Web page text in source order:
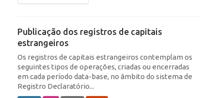
Publicação dos registros de capitais
estrangeiros
Os registros de capitais estrangeiros contemplam os
seguintes tipos de operações, criadas ou encerradas
em cada período data-base, no âmbito do sistema de
Registro Declaratório...